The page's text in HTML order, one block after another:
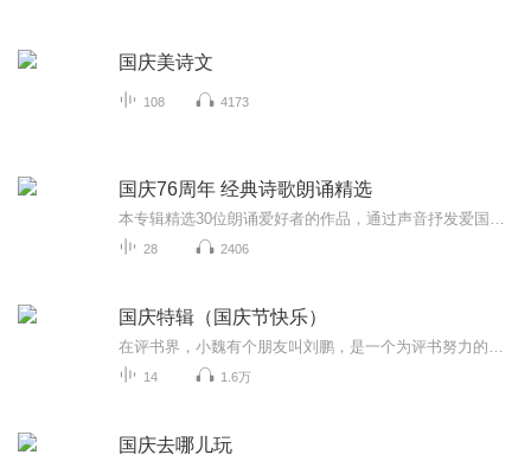
国庆美诗文
108 4173
国庆76周年 经典诗歌朗诵精选
28 2406
国庆特辑（国庆节快乐）
14 1.6万
国庆去哪儿玩